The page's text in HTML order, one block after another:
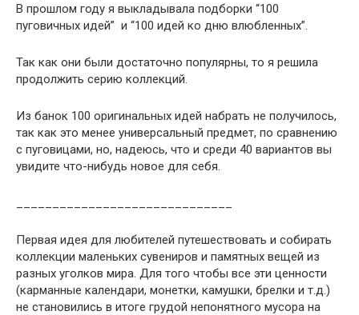
В прошлом году я выкладывала подборки “100
пуговичных идей” и “100 идей ко дню влюбленных”.
Так как они были достаточно популярны, то я решила
продолжить серию коллекций.
Из банок 100 оригинальных идей набрать не получилось,
так как это менее универсальный предмет, по сравнению
с пуговицами, но, надеюсь, что и среди 40 вариантов вы
увидите что-нибудь новое для себя.
Первая идея для любителей путешествовать и собирать
коллекции маленьких сувениров и памятных вещей из
разных уголков мира. Для того чтобы все эти ценности
(карманные календари, монетки, камушки, брелки и т.д.)
не становились в итоге грудой непонятного мусора на